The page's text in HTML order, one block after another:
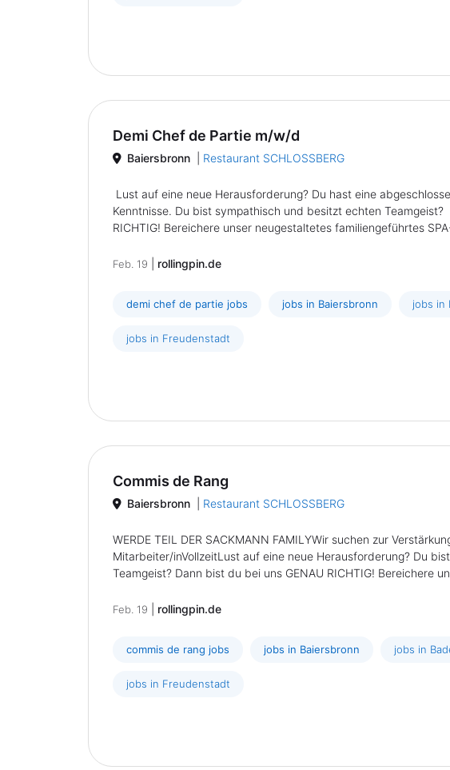
Demi Chef de Partie m/w/d
Baiersbronn Restaurant SCHLOSSBERG
Lust auf eine neue Herausforderung? Du hast eine
Kenntnisse. Du bist sympathisch und besitzt echten Teamgeist?
RICHTIG! Bereichere unser neugestaltetes familiengeführtes
Feb. 19 rollingpin.de
demi chef de partie jobs jobs in Baiersbronn jobs in
jobs in Freudenstadt
Commis de Rang
Baiersbronn Restaurant SCHLOSSBERG
WERDE TEIL DER SACKMANN FAMILYWir suchen zur
Mitarbeiter/inVollzeitLust auf eine neue Herausforderung? Du
Teamgeist? Dann bist du bei uns GENAU RICHTIG! Bereichere
Feb. 19 rollingpin.de
commis de rang jobs jobs in Baiersbronn jobs in
jobs in Freudenstadt